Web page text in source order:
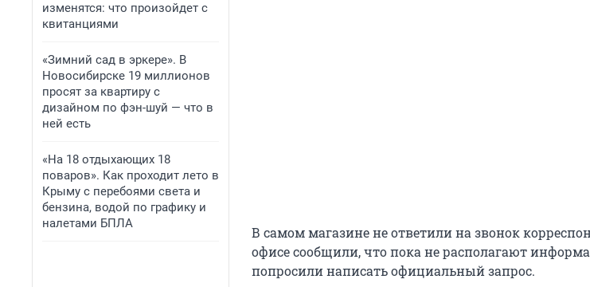
изменятся: что произойдет с
квитанциями
«Зимний сад в эркере». В
Новосибирске 19 миллионов
просят за квартиру с
дизайном по фэн-шуй — что в
ней есть
«На 18 отдыхающих 18
поваров». Как проходит лето в
Крыму с перебоями света и
бензина, водой по графику и
налетами БПЛА
В самом магазине не ответили на звонок
офисе сообщили, что пока не располагают
попросили написать официальный запрос.